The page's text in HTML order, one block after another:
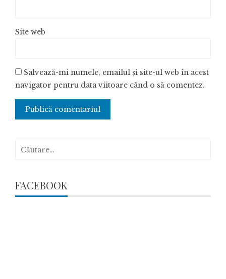
Site web
Salvează-mi numele, emailul și site-ul web în acest
navigator pentru data viitoare când o să comentez.
Caută
FACEBOOK